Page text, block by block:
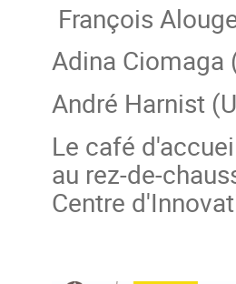
François
Adina Ciomaga
André Harnist
Le café
au rez-de-
Centre